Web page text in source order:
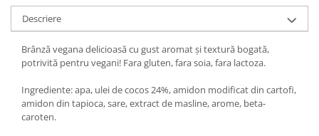
Descriere
Brânză vegana delicioasă cu gust aromat și textură bogată,
potrivită pentru vegani! Fara gluten, fara soia, fara lactoza.
Ingrediente: apa, ulei de cocos 24%, amidon modificat din cartofi,
amidon din tapioca, sare, extract de masline, arome, beta-
caroten.